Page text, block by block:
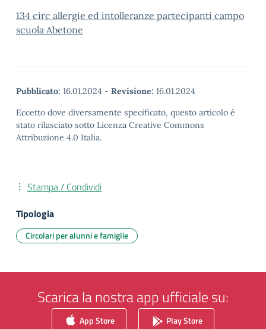
134 circ allergie ed intolleranze partecipanti campo
scuola Abetone
Pubblicato: 16.01.2024 - Revisione: 16.01.2024
Eccetto dove diversamente specificato, questo articolo è
stato rilasciato sotto Licenza Creative Commons
Attribuzione 4.0 Italia.
Stampa / Condividi
Tipologia
Circolari per alunni e famiglie
Scarica la nostra app ufficiale su:
App Store Play Store